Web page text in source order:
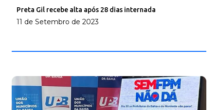
Preta Gil recebe alta após 28 dias internada
11 de Setembro de 2023